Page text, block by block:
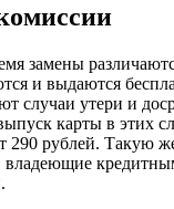
замены
и выдаются
случаи утери и
карты в этих
290 рублей. Такую
владеющие